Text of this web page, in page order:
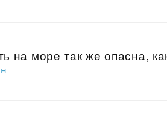
на море так же опасна,